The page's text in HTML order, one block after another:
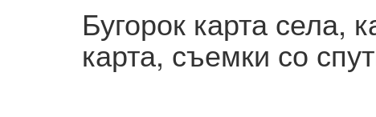
Бугорок карта села,
карта, съемки со